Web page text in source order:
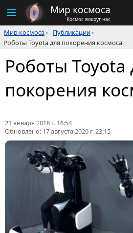
Мир космоса
Космос вокруг нас
Мир космоса› Публикации›
Роботы Toyota для покорения космоса
Роботы Toyota
покорения
21 января 2018 г. 16:54
Обновлено: 17 августа 2020 г. 23:15